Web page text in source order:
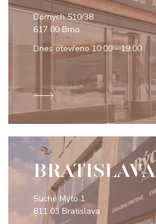
Dornych 510/38
617 00 Brno
Dnes otevřeno 10:00 - 19:00
BRATISLAVA
Suché Mýto 1
811 03 Bratislava